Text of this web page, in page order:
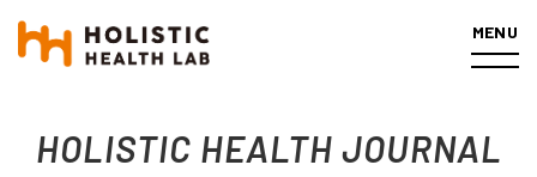
MENU
ホーム 記事一覧 タグ「薬草」の関連記事
HOLISTIC HEALTH JOURNAL